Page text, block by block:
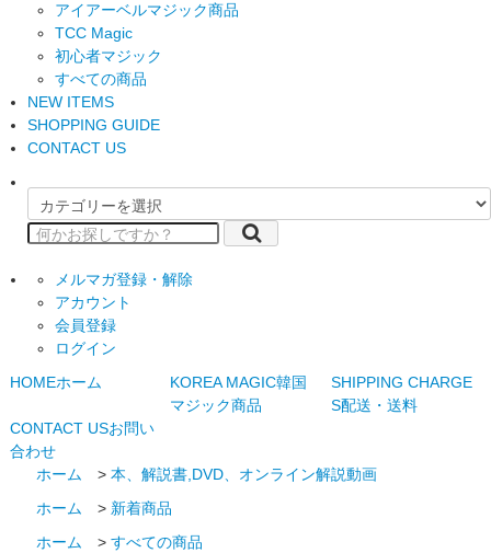
アイアーベルマジック商品
TCC Magic
初心者マジック
すべての商品
NEW ITEMS
SHOPPING GUIDE
CONTACT US
メルマガ登録・解除
アカウント
会員登録
ログイン
HOMEホーム KOREA MAGIC韓国
マジック商品
SHIPPING CHARGE
S配送・送料
CONTACT USお問い
合わせ
ホーム
>本、解説書,DVD、オンライン解説動画
ホーム
> 新着商品
ホーム
>すべての商品